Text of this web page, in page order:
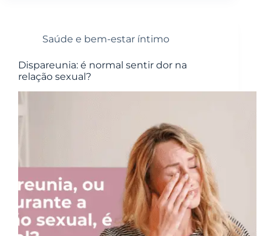
Saúde e bem-estar íntimo
Dispareunia: é normal sentir dor na
relação sexual?